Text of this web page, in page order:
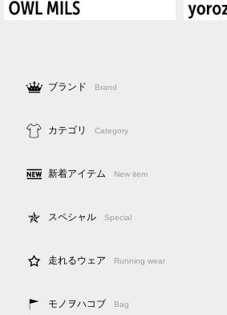
ブランド Brand
カテゴリ Category
新着アイテム New item
スペシャル Special
走れるウェア Running wear
モノヲハコブ Bag